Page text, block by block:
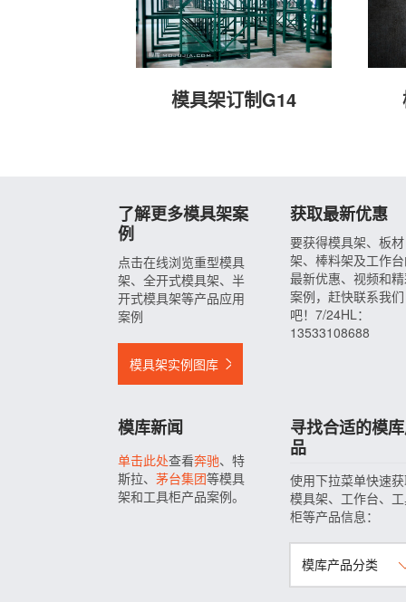
模具架订制G14
了解更多模具架案
例
点击在线浏览重型模具
架、全开式模具架、半
开式模具架等产品应用
案例
模具架实例图库
获取最新优惠
要获得模具架、板材
架、棒料架及工作
最新优惠、视频和
案例，赶快联系我们
吧！7/24HL：
13533108688
模库新闻
单击此处查看奔驰、特
斯拉、 茅台集团等模具
架和工具柜产品案例。
寻找合适的模
品
使用下拉菜单快速
模具架、工作台、
柜等产品信息：
模库产品分类